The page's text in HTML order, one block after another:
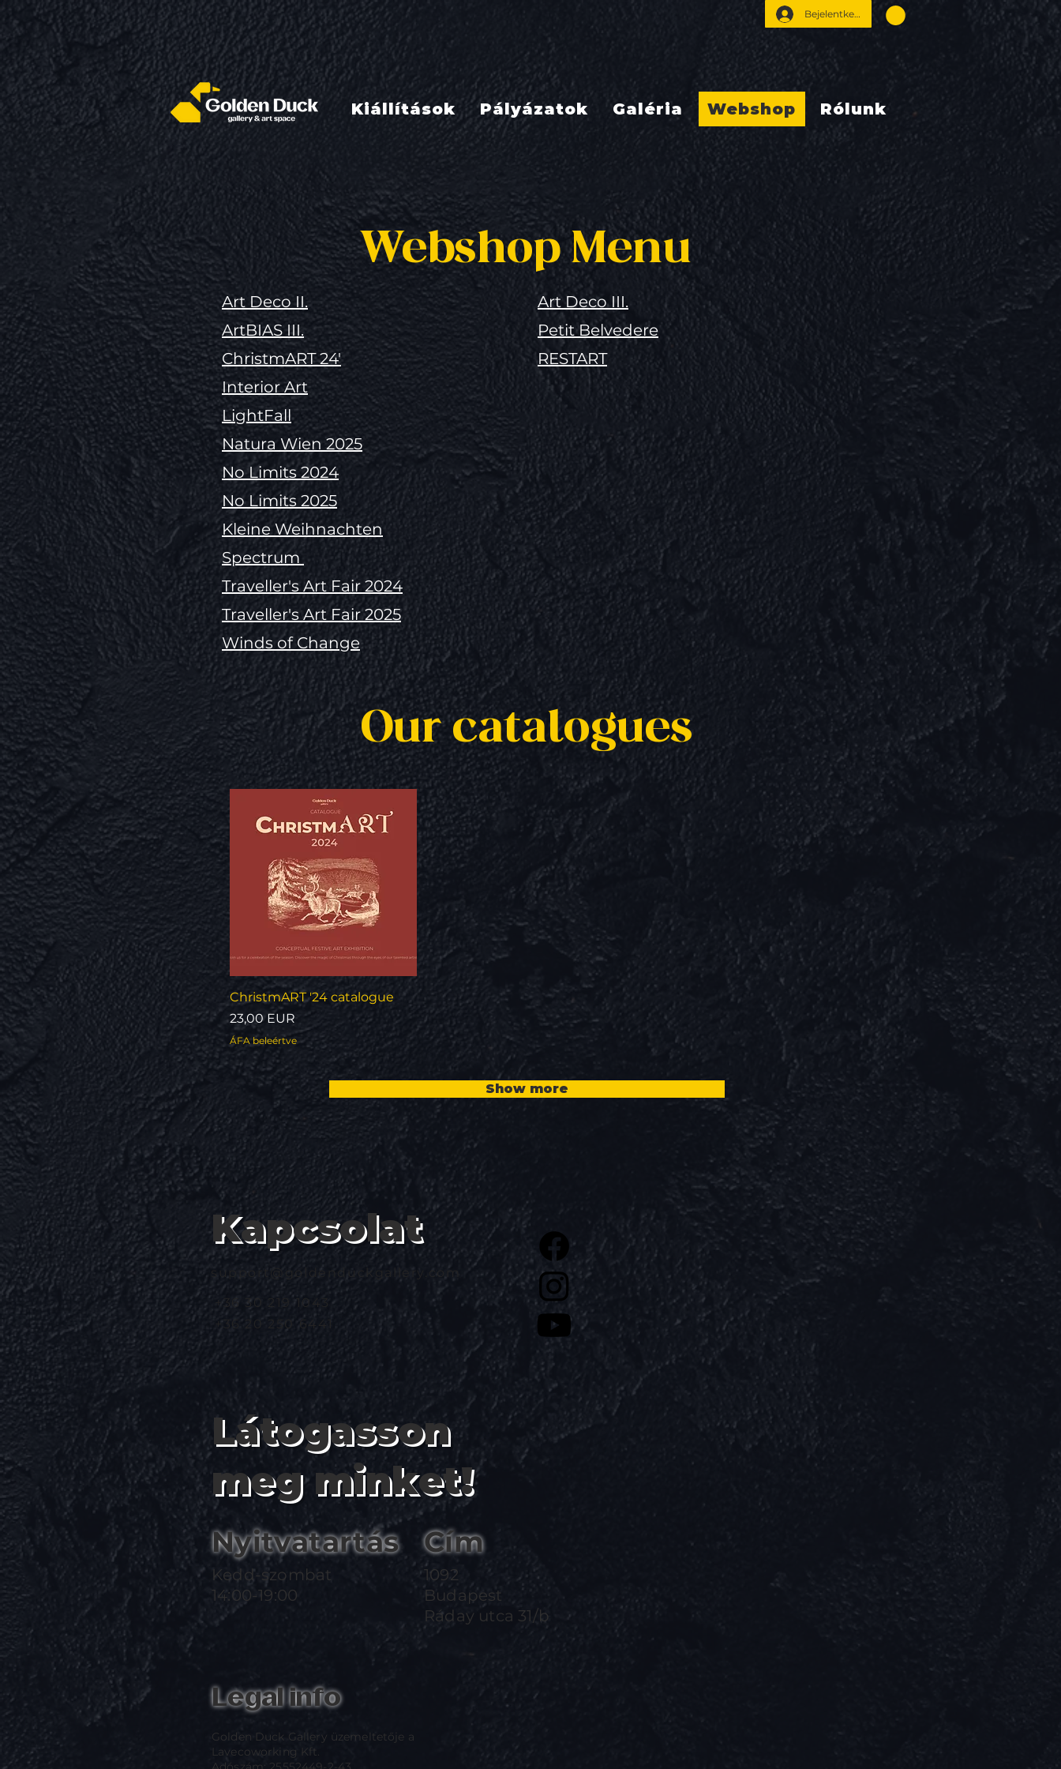
Bejelentkezés
Kiállítások Pályázatok Galéria Webshop Rólunk
Webshop Menu
Art Deco II.
ArtBIAS III.
ChristmART 24'
Interior Art
LightFall
Natura Wien 2025
No Limits 2024
No Limits 2025
Kleine Weihnachten
Spectrum
Traveller's Art Fair 2024
Traveller's Art Fair 2025
Winds of Change
Art Deco III.
Petit Belvedere
RESTART
Our catalogues
Gyorsnézet
ChristmART '24 catalogue
Ár
23,00 EUR
ÁFA beleértve
Show more
Kapcsolat
support@goldenduckgallery.com
+36 30 219 1043
+36 20 250 6441
Látogasson
meg minket!
Nyitvatartás Cím
Kedd-szombat
14:00-19:00
1092
Budapest
Ráday utca 31/b
Legal info
Golden Duck Gallery üzemeltetője a
Lavecoworking Kft.